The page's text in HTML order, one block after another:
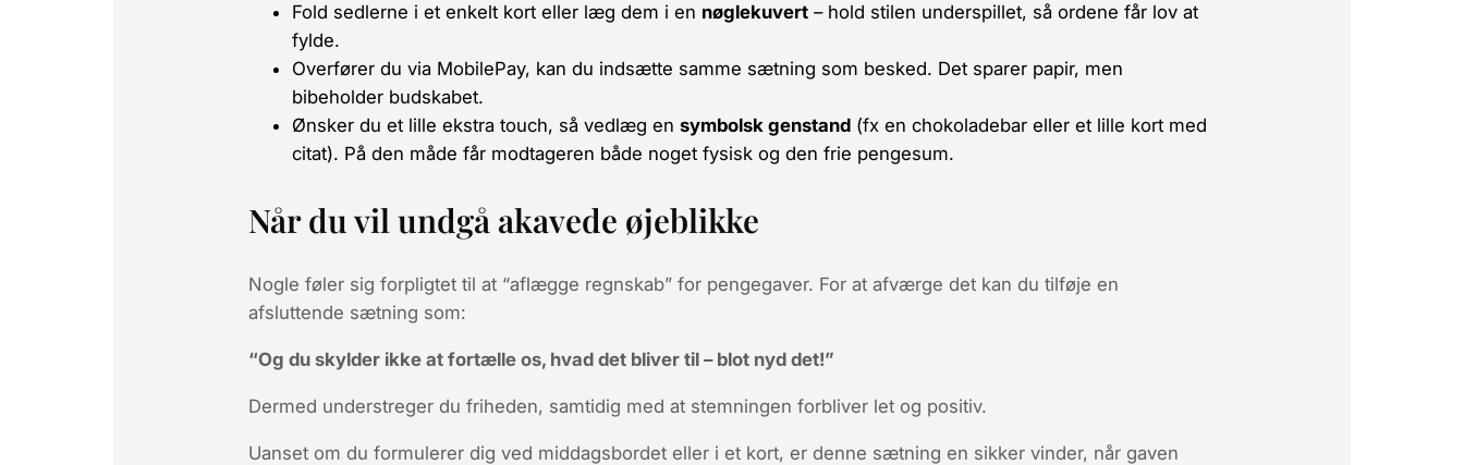
Fold sedlerne i et enkelt kort eller læg dem i en nøglekuvert – hold stilen underspillet, så ordene får lov at
fylde.
Overfører du via MobilePay, kan du indsætte samme sætning som besked. Det sparer papir, men
bibeholder budskabet.
Ønsker du et lille ekstra touch, så vedlæg en symbolsk genstand (fx en chokoladebar eller et lille kort med
citat). På den måde får modtageren både noget fysisk og den frie pengesum.
Når du vil undgå akavede øjeblikke
Nogle føler sig forpligtet til at “aflægge regnskab” for pengegaver. For at afværge det kan du tilføje en
afsluttende sætning som:
“Og du skylder ikke at fortælle os, hvad det bliver til – blot nyd det!”
Dermed understreger du friheden, samtidig med at stemningen forbliver let og positiv.
Uanset om du formulerer dig ved middagsbordet eller i et kort, er denne sætning en sikker vinder, når gaven